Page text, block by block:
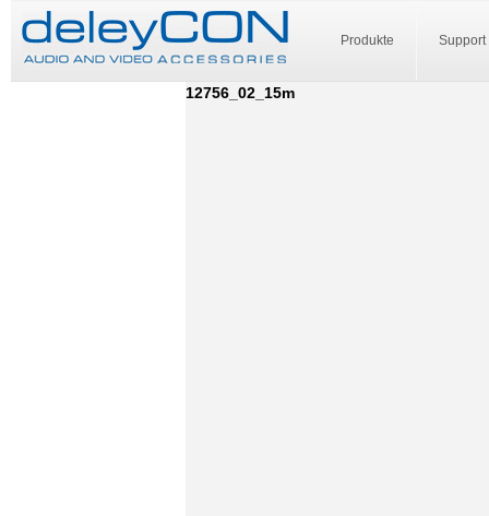
Produkte Support
12756_02_15m